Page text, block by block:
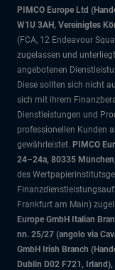
PIMCO Europe Ltd
W1U 3AH, Vereinigtes
(FCA, 12 Endeavour
zugelassen und
angebotenen
Diese sollten sich nicht
sich mit ihrem
Dienstleistungen und
professionellen Kunden
gewährleistet. PIMCO
24–24a, 80335
des
Frankfurt am Main)
Europe GmbH Italian
nn. 25/27 (angolo via
GmbH Irish Branch
Dublin D02 F721,